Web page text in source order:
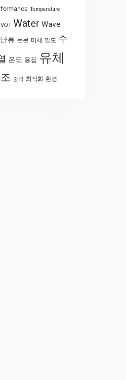
Temperature
VOF Water Wave
난류 논문 미세 밀도 수
온도 용접 유체
중력 최적화 환경